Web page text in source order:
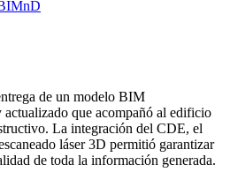
de un modelo BIM
que acompañó al edificio
La integración del CDE, el
láser 3D permitió garantizar
de toda la información generada.